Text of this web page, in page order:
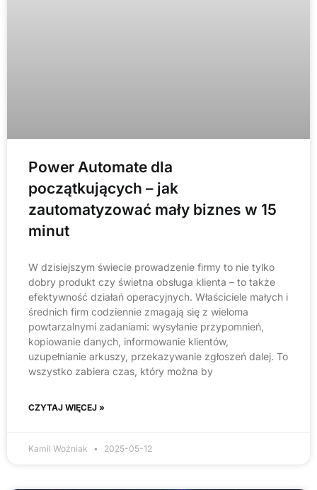
Power Automate dla
początkujących – jak
zautomatyzować mały biznes w 15
minut
W dzisiejszym świecie prowadzenie firmy to nie tylko
dobry produkt czy świetna obsługa klienta – to także
efektywność działań operacyjnych. Właściciele małych i
średnich firm codziennie zmagają się z wieloma
powtarzalnymi zadaniami: wysyłanie przypomnień,
kopiowanie danych, informowanie klientów,
uzupełnianie arkuszy, przekazywanie zgłoszeń dalej. To
wszystko zabiera czas, który można by
CZYTAJ WIĘCEJ »
Kamil Woźniak 2025-05-12